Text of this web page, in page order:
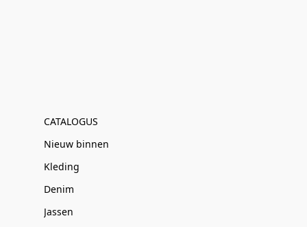
CATALOGUS
Nieuw binnen
Kleding
Denim
Jassen